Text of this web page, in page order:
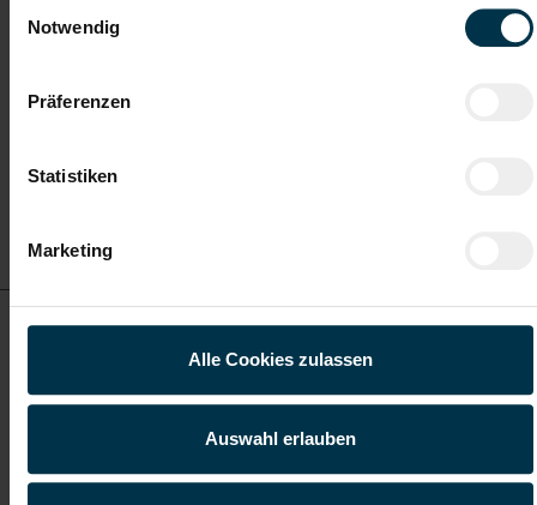
Notwendig
Präferenzen
Statistiken
Marketing
Alle Cookies zulassen
Auswahl erlauben
MAG-Schweißer Voitsberg Vollzeit (m/w/d)
ab EUR 3.478,51